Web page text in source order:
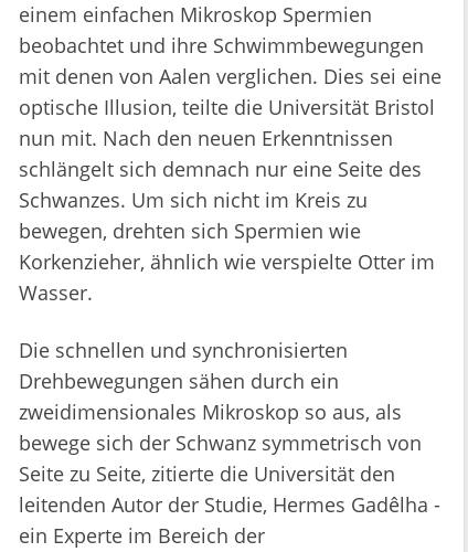
einem einfachen Mikroskop Spermien
beobachtet und ihre Schwimmbewegungen
mit denen von Aalen verglichen. Dies sei eine
optische Illusion, teilte die Universität Bristol
nun mit. Nach den neuen Erkenntnissen
schlängelt sich demnach nur eine Seite des
Schwanzes. Um sich nicht im Kreis zu
bewegen, drehten sich Spermien wie
Korkenzieher, ähnlich wie verspielte Otter im
Wasser.
Die schnellen und synchronisierten
Drehbewegungen sähen durch ein
zweidimensionales Mikroskop so aus, als
bewege sich der Schwanz symmetrisch von
Seite zu Seite, zitierte die Universität den
leitenden Autor der Studie, Hermes Gadêlha -
ein Experte im Bereich der